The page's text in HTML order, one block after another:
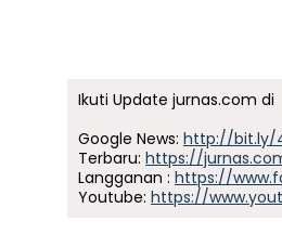
Ikuti Update jurnas.com di
Google News: http://bit.ly/
Terbaru: https://
Langganan : https://
Youtube: https://